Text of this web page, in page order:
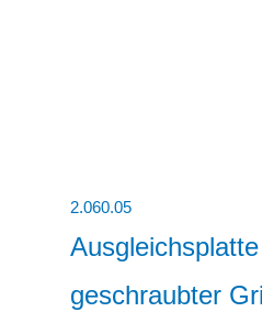
2.060.05
geschraubter